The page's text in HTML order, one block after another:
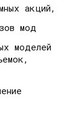
акций,
мод
моделей